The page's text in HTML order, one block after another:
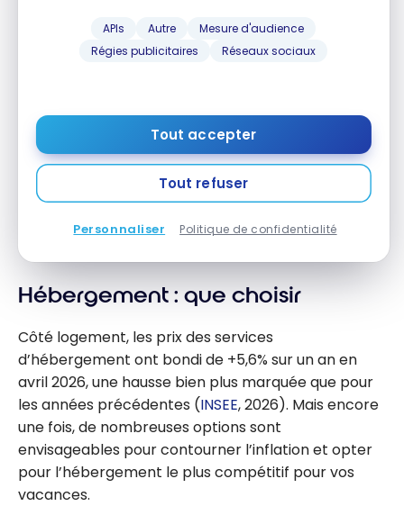
APIs Autre
Mesure d'audience
Régies publicitaires
Réseaux sociaux
Tout accepter
Tout refuser
Personnaliser Politique de confidentialité
retour en avion.
en évitant au mieux l’inflation. Pour optimiser votre
choix, ici encore j’anticipe en activant des alertes
de suivi des prix et éviter ainsi de voyager en début
ou en fin de journée. Enfin, de nombreuses cartes de
à des prix plutôt avantageux.
Hébergement : que choisir
Côté logement, les prix des services
d’hébergement ont bondi de +5,6% sur un an en
avril 2026, une hausse bien plus marquée que pour
les années précédentes (INSEE, 2026). Mais encore
une fois, de nombreuses options sont
envisageables pour contourner l’inflation et opter
pour l’hébergement le plus compétitif pour vos
vacances.